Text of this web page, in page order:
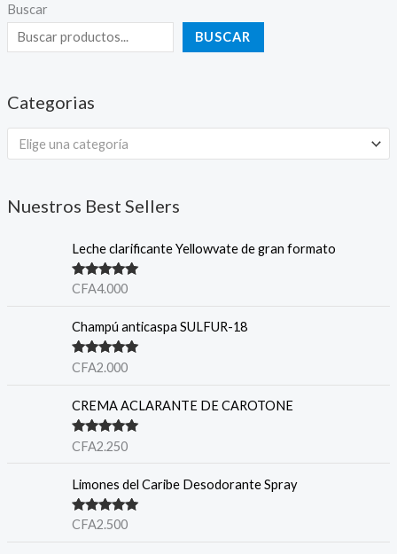
Buscar
BUSCAR
Categorias
Elige una categoría
Nuestros Best Sellers
Leche clarificante Yellowvate de gran formato
Valorado en
CFA4.000
Champú anticaspa SULFUR-18
Valorado en
CFA2.000
CREMA ACLARANTE DE CAROTONE
Valorado en
CFA2.250
Limones del Caribe Desodorante Spray
Valorado en
CFA2.500